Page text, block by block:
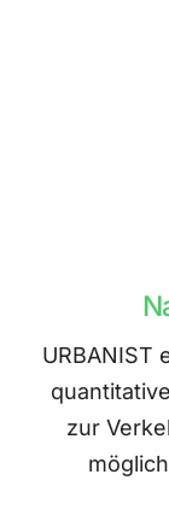
URBANIST
zur